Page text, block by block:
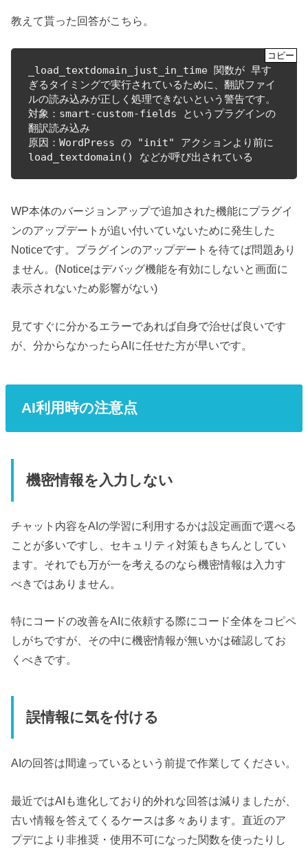
教えて貰った回答がこちら。
_load_textdomain_just_in_time 関数が 早す
ぎるタイミングで実行されているために、翻訳ファイ
ルの読み込みが正しく処理できないという警告です。
対象：smart-custom-fields というプラグインの
翻訳読み込み
原因：WordPress の "init" アクションより前に
load_textdomain() などが呼び出されている
WP本体のバージョンアップで追加された機能にプラグイ
ンのアップデートが追い付いていないために発生した
Noticeです。プラグインのアップデートを待てば問題あり
ません。(Noticeはデバッグ機能を有効にしないと画面に
表示されないため影響がない)
見てすぐに分かるエラーであれば自身で治せば良いです
が、分からなかったらAIに任せた方が早いです。
AI利用時の注意点
機密情報を入力しない
チャット内容をAIの学習に利用するかは設定画面で選べる
ことが多いですし、セキュリティ対策もきちんとしてい
ます。それでも万が一を考えるのなら機密情報は入力す
べきではありません。
特にコードの改善をAIに依頼する際にコード全体をコピペ
しがちですが、その中に機密情報が無いかは確認してお
くべきです。
誤情報に気を付ける
AIの回答は間違っているという前提で作業してください。
最近ではAIも進化しており的外れな回答は減りましたが、
古い情報を答えてくるケースは多々あります。直近のア
プデにより非推奨・使用不可になった関数を使ったりし